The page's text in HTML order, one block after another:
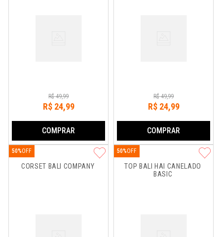
R$ 49,99
R$ 24,99
COMPRAR
R$ 49,99
R$ 24,99
COMPRAR
CORSET BALI COMPANY
50%
TOP BALI HAI CANELADO
BASIC
50%